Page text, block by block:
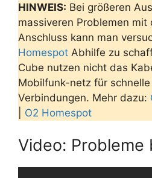
HINWEIS: Bei größeren
massiveren Problemen mit
Anschluss kann man
Homespot Abhilfe zu
Cube nutzen nicht das
Mobilfunk-netz für
Verbindungen. Mehr dazu:
O2 Homespot
Video: Probleme